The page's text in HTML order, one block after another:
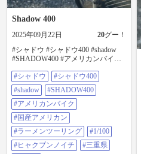
Shadow 400
2025年09月22日 20グー！
#シャドウ #シャドウ400 #shadow
#SHADOW400 #アメリカンバイク
ング #1/100 #ヒャクブンノイチ #三
重県 #鈴鹿市
#シャドウ
#シャドウ400
#shadow
#SHADOW400
#アメリカンバイク
#国産アメリカン
#ラーメンツーリング
#1/100
#ヒャクブンノイチ
#三重県